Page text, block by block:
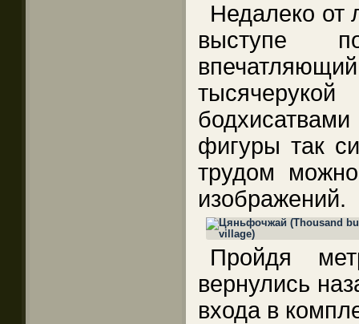
Недалеко от
выступе
фигуры так
трудом
изображений.
Пройдя
вернулись
входа в